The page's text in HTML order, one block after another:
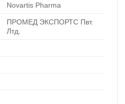
Novartis Pharma
ПРОМЕД ЭКСПОРТС Пвт.
Лтд.